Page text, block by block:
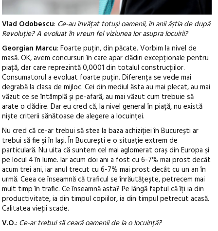
Vlad Odobescu: Ce-au învățat totuși oamenii, în anii ăștia de după
Revoluție? A evoluat în vreun fel viziunea lor asupra locuirii?
Georgian Marcu: Foarte puțin, din păcate. Vorbim la nivel de
masă. OK, avem concursuri în care apar clădiri excepționale pentru
piață, dar care reprezintă 0,0001 din totalul construcțiilor.
Consumatorul a evoluat foarte puțin. Diferența se vede mai
degrabă la clasa de mijloc. Cei din mediul ăsta au mai plecat, au mai
văzut ce se întâmplă și pe-afară, au mai văzut cum trebuie să
arate o clădire. Dar eu cred că, la nivel general în piață, nu există
niște criterii sănătoase de alegere a locuinței.
Nu cred că ce-ar trebui să stea la baza achiziției în București ar
trebui să fie și în Iași. În București e o situație extrem de
particulară. Nu uita că suntem cel mai aglomerat oraș din Europa și
pe locul 4 în lume. Iar acum doi ani a fost cu 6-7% mai prost decât
acum trei ani, iar anul trecut cu 6-7% mai prost decât cu un an în
urmă. Ceea ce înseamnă că traficul se înrăutățește, petrecem mai
mult timp în trafic. Ce înseamnă asta? Pe lângă faptul că îți ia din
productivitate, ia din timpul copiilor, ia din timpul petrecut acasă.
Calitatea vieții scade.
V.O.: Ce-ar trebui să ceară oamenii de la o locuință?